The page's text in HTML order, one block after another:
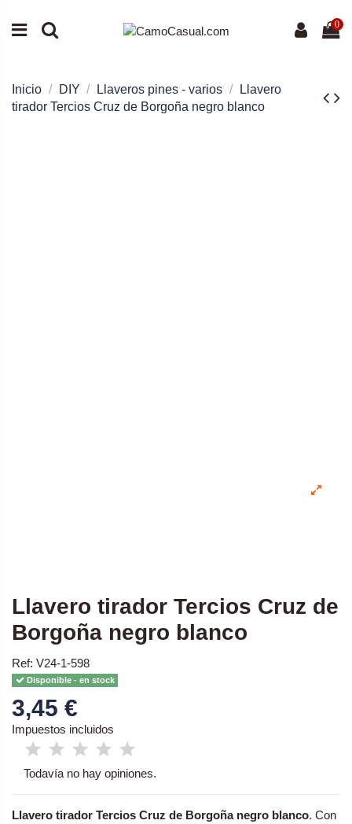
0
Inicio DIY Llaveros pines - varios
Llavero
tirador Tercios Cruz de Borgoña negro blanco
Llavero tirador Tercios Cruz de
Borgoña negro blanco
Ref: V24-1-598
Disponible - en stock
3,45 €
Impuestos incluidos
Todavía no hay opiniones.
Llavero tirador Tercios Cruz de Borgoña negro blanco. Con